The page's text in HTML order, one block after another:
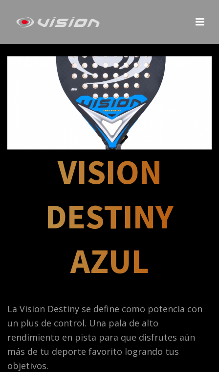
VISION
DESTINY
AZUL
La Vision Destiny se define como potencia con
un plus de control. Una pala de alto
rendimiento en pista para que disfrutes aún
más de tu deporte favorito logrando tus
objetivos.